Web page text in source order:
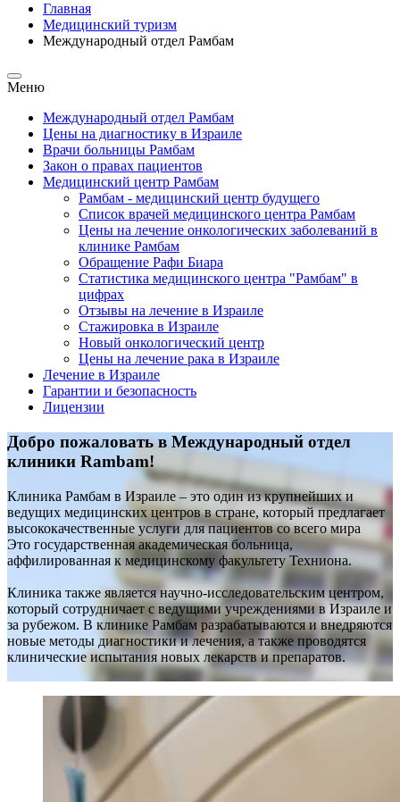
Главная
Медицинский туризм
Международный отдел Рамбам
Меню
Международный отдел Рамбам
Цены на диагностику в Израиле
Врачи больницы Рамбам
Закон о правах пациентов
Медицинский центр Рамбам
Рамбам - медицинский центр будущего
Список врачей медицинского центра Рамбам
Цены на лечение онкологических заболеваний в
клинике Рамбам
Обращение Рафи Биара
Статистика медицинского центра "Рамбам" в
цифрах
Отзывы на лечение в Израиле
Стажировка в Израиле
Новый онкологический центр
Цены на лечение рака в Израиле
Лечение в Израиле
Гарантии и безопасность
Лицензии
Добро пожаловать в Международный отдел
клиники Rambam!
Клиника Рамбам в Израиле – это один из крупнейших и
ведущих медицинских центров в стране, который предлагает
высококачественные услуги для пациентов со всего мира
Это государственная академическая больница,
аффилированная к медицинскому факультету Техниона.
Клиника также является научно-исследовательским центром,
который сотрудничает с ведущими учреждениями в Израиле и
за рубежом. В клинике Рамбам разрабатываются и внедряются
новые методы диагностики и лечения, а также проводятся
клинические испытания новых лекарств и препаратов.